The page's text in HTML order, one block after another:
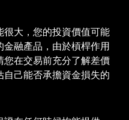
很大，您的投資價值可能
融產品，由於槓桿作用
在交易前充分了解差價
己能否承擔資金損失的